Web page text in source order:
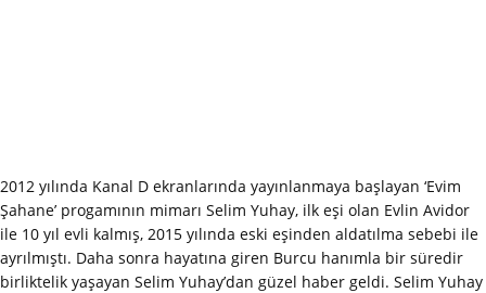
2012 yılında Kanal D ekranlarında yayınlanmaya başlayan ‘Evim
Şahane’ progamının mimarı Selim Yuhay, ilk eşi olan Evlin Avidor
ile 10 yıl evli kalmış, 2015 yılında eski eşinden aldatılma sebebi ile
ayrılmıştı. Daha sonra hayatına giren Burcu hanımla bir süredir
birliktelik yaşayan Selim Yuhay’dan güzel haber geldi. Selim Yuhay